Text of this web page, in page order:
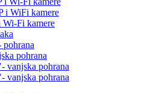
i WiFi kamere
Wi-Fi kamere
pohrana
vanjska pohrana
vanjska pohrana